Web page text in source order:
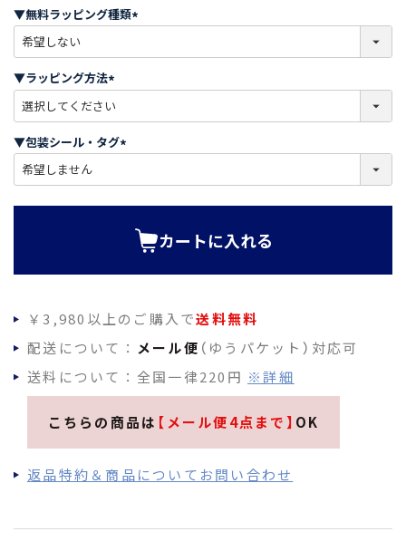
)
▼無料ラッピング種類
必
)
▼ラッピング方法
必
須
)
▼包装シール・タグ
必
カートに入れる
￥3,980以上のご購入で送料無料
配送について： メール便 （ゆうパケット）対応可
送料について：全国一律220円 ※詳細
こちらの商品は 【メール便4点まで】 OK
返品特約＆商品についてお問い合わせ